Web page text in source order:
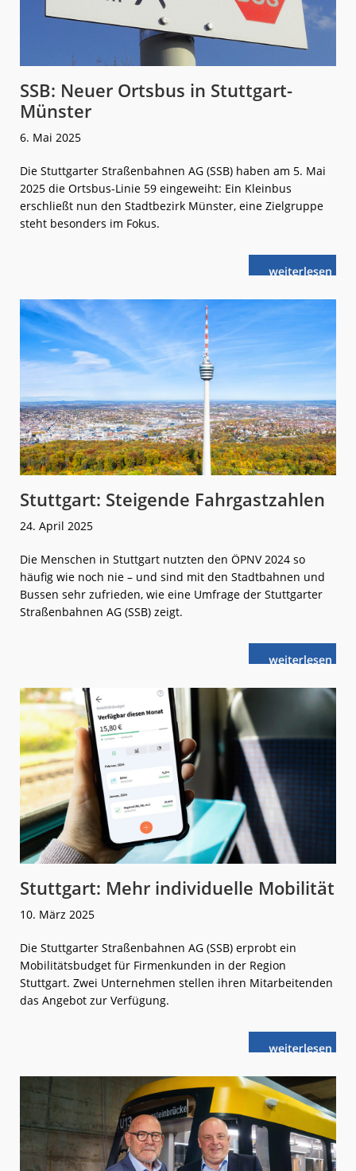
SSB: Neuer Ortsbus in Stuttgart-
Münster
6. Mai 2025
Die Stuttgarter Straßenbahnen AG (SSB) haben am 5. Mai
2025 die Ortsbus-Linie 59 eingeweiht: Ein Kleinbus
erschließt nun den Stadtbezirk Münster, eine Zielgruppe
steht besonders im Fokus.
weiterlese
nSSB:
in
Stuttgart-
Münster
Stuttgart: Steigende Fahrgastzahlen
24. April 2025
Die Menschen in Stuttgart nutzten den ÖPNV 2024 so
häufig wie noch nie – und sind mit den Stadtbahnen und
Bussen sehr zufrieden, wie eine Umfrage der Stuttgarter
Straßenbahnen AG (SSB) zeigt.
weiterlese
nStuttgart:
Stuttgart: Mehr individuelle Mobilität
10. März 2025
Die Stuttgarter Straßenbahnen AG (SSB) erprobt ein
Mobilitätsbudget für Firmenkunden in der Region
Stuttgart. Zwei Unternehmen stellen ihren Mitarbeitenden
das Angebot zur Verfügung.
weiterlese
nStuttgart: